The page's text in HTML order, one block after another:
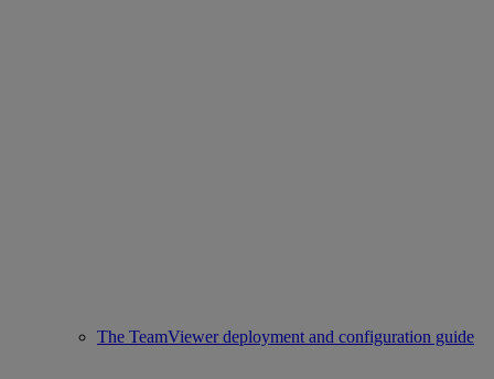
The TeamViewer deployment and configuration guide